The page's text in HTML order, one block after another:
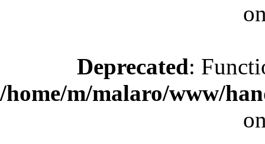
Deprecated:
/home/m/malaro/www/